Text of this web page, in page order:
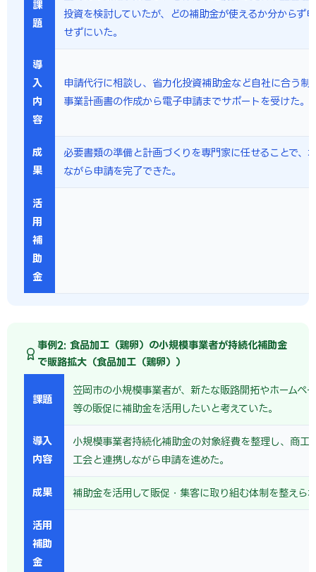
課
題
投資を検討していたが、どの補助金が使えるか分からず
せずにいた。
導
入
内
容
申請代行に相談し、省力化投資補助金など自社に合う制
事業計画書の作成から電子申請までサポートを受けた。
成
果
必要書類の準備と計画づくりを専門家に任せることで、
ながら申請を完了できた。
活
用
補
助
金
事例2: 食品加工（鶏卵）の小規模事業者が持続化補助金
で販路拡大（食品加工（鶏卵））
課題
笠岡市の小規模事業者が、新たな販路開拓やホームペ
等の販促に補助金を活用したいと考えていた。
導入
内容
小規模事業者持続化補助金の対象経費を整理し、商工
工会と連携しながら申請を進めた。
成果 補助金を活用して販促・集客に取り組む体制を整えら
活用
補助
金